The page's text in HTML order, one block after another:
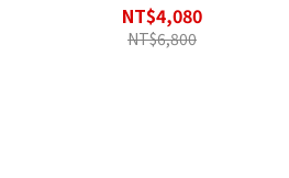
NT$4,080
NT$6,800